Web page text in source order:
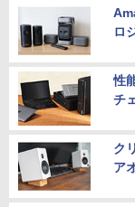
ロ
性
チ
ク
ア